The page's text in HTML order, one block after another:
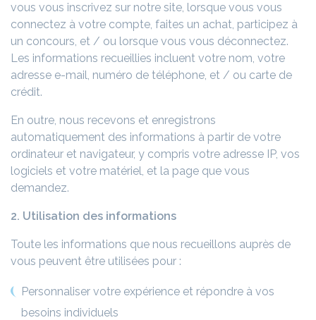
vous vous inscrivez sur notre site, lorsque vous vous
connectez à votre compte, faites un achat, participez à
un concours, et / ou lorsque vous vous déconnectez.
Les informations recueillies incluent votre nom, votre
adresse e-mail, numéro de téléphone, et / ou carte de
crédit.
En outre, nous recevons et enregistrons
automatiquement des informations à partir de votre
ordinateur et navigateur, y compris votre adresse IP, vos
logiciels et votre matériel, et la page que vous
demandez.
2. Utilisation des informations
Toute les informations que nous recueillons auprès de
vous peuvent être utilisées pour :
Personnaliser votre expérience et répondre à vos
besoins individuels